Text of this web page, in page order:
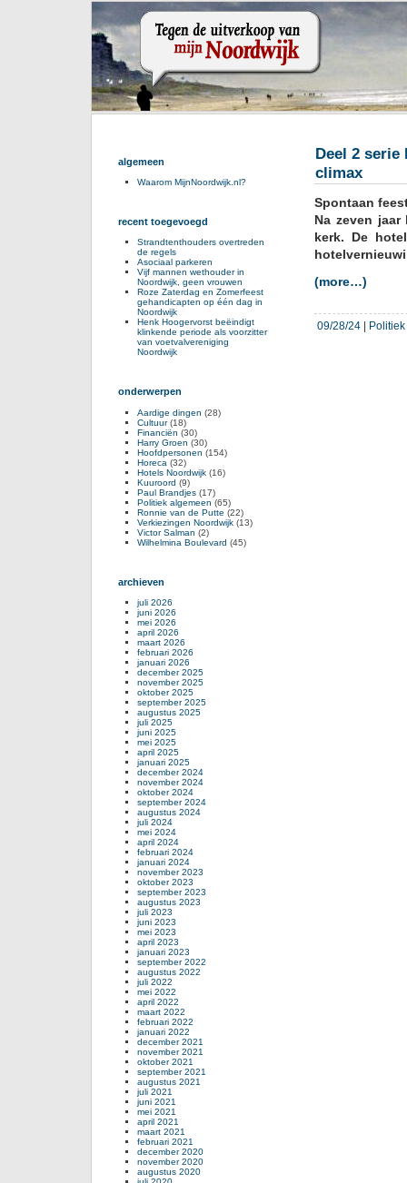
Deel 2
climax
Spontaan
Na zeven
kerk. De
(more…)
09/28/24
algemeen
Waarom MijnNoordwijk.nl?
recent toegevoegd
Strandtenthouders overtreden
de regels
Asociaal parkeren
Vijf mannen wethouder in
Noordwijk, geen vrouwen
Roze Zaterdag en Zomerfeest
gehandicapten op één dag in
Noordwijk
Henk Hoogervorst beëindigt
klinkende periode als voorzitter
van voetvalvereniging
Noordwijk
onderwerpen
Aardige dingen (28)
Cultuur(18)
Financiën (30)
Harry Groen (30)
Hoofdpersonen (154)
Horeca (32)
Hotels Noordwijk (16)
Kuuroord (9)
Paul Brandjes (17)
Politiek algemeen (65)
Ronnie van de Putte (22)
Verkiezingen Noordwijk (13)
Victor Salman (2)
Wilhelmina Boulevard (45)
archieven
juli 2026
juni 2026
mei 2026
april 2026
maart 2026
februari 2026
januari 2026
december 2025
november 2025
oktober 2025
september 2025
augustus 2025
juli 2025
juni 2025
mei 2025
april 2025
januari 2025
december 2024
november 2024
oktober 2024
september 2024
augustus 2024
juli 2024
mei 2024
april 2024
februari 2024
januari 2024
november 2023
oktober 2023
september 2023
augustus 2023
juli 2023
juni 2023
mei 2023
april 2023
januari 2023
september 2022
augustus 2022
juli 2022
mei 2022
april 2022
maart 2022
februari 2022
januari 2022
december 2021
november 2021
oktober 2021
september 2021
augustus 2021
juli 2021
juni 2021
mei 2021
april 2021
maart 2021
februari 2021
december 2020
november 2020
augustus 2020